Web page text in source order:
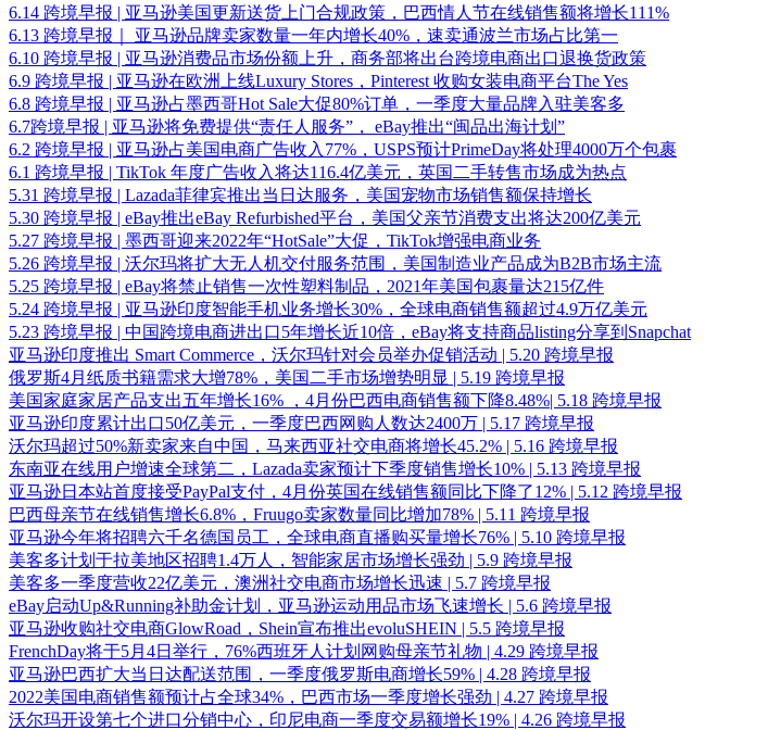
6.14 跨境早报 | 亚马逊美国更新送货上门合规政策，巴西情人节在线销售额将增长111%
6.13 跨境早报｜ 亚马逊品牌卖家数量一年内增长40%，速卖通波兰市场占比第一
6.10 跨境早报 | 亚马逊消费品市场份额上升，商务部将出台跨境电商出口退换货政策
6.9 跨境早报 | 亚马逊在欧洲上线Luxury Stores，Pinterest 收购女装电商平台The Yes
6.8 跨境早报 | 亚马逊占墨西哥Hot Sale大促80%订单，一季度大量品牌入驻美客多
6.7跨境早报 | 亚马逊将免费提供“责任人服务”， eBay推出“闽品出海计划”
6.2 跨境早报 | 亚马逊占美国电商广告收入77%，USPS预计PrimeDay将处理4000万个包裹
6.1 跨境早报 | TikTok 年度广告收入将达116.4亿美元，英国二手转售市场成为热点
5.31 跨境早报 | Lazada菲律宾推出当日达服务，美国宠物市场销售额保持增长
5.30 跨境早报 | eBay推出eBay Refurbished平台，美国⽗亲节消费⽀出将达200亿美元
5.27 跨境早报 | 墨西哥迎来2022年“HotSale”大促，TikTok增强电商业务
5.26 跨境早报 | 沃尔玛将扩大无人机交付服务范围，美国制造业产品成为B2B市场主流
5.25 跨境早报 | eBay将禁止销售一次性塑料制品，2021年美国包裹量达215亿件
5.24 跨境早报 | 亚马逊印度智能手机业务增长30%，全球电商销售额超过4.9万亿美元
5.23 跨境早报 | 中国跨境电商进出口5年增长近10倍，eBay将支持商品listing分享到Snapchat
亚马逊印度推出 Smart Commerce，沃尔玛针对会员举办促销活动 | 5.20 跨境早报
俄罗斯4月纸质书籍需求大增78%，美国二手市场增势明显 | 5.19 跨境早报
美国家庭家居产品支出五年增长16% ，4月份巴西电商销售额下降8.48%| 5.18 跨境早报
亚马逊印度累计出口50亿美元，一季度巴西网购人数达2400万 | 5.17 跨境早报
沃尔玛超过50%新卖家来自中国，马来西亚社交电商将增长45.2% | 5.16 跨境早报
东南亚在线用户增速全球第二，Lazada卖家预计下季度销售增长10% | 5.13 跨境早报
亚马逊日本站首度接受PayPal支付，4月份英国在线销售额同比下降了12% | 5.12 跨境早报
巴西母亲节在线销售增长6.8%，Fruugo卖家数量同比增加78% | 5.11 跨境早报
亚马逊今年将招聘六千名德国员工，全球电商直播购买量增长76% | 5.10 跨境早报
美客多计划于拉美地区招聘1.4万人，智能家居市场增长强劲 | 5.9 跨境早报
美客多一季度营收22亿美元，澳洲社交电商市场增长迅速 | 5.7 跨境早报
eBay启动Up&Running补助金计划，亚马逊运动用品市场飞速增长 | 5.6 跨境早报
亚马逊收购社交电商GlowRoad，Shein宣布推出evoluSHEIN | 5.5 跨境早报
FrenchDay将于5月4日举行，76%西班牙人计划网购母亲节礼物 | 4.29 跨境早报
亚马逊巴西扩大当日达配送范围，一季度俄罗斯电商增长59% | 4.28 跨境早报
2022美国电商销售额预计占全球34%，巴西市场一季度增长强劲 | 4.27 跨境早报
沃尔玛开设第七个进口分销中心，印尼电商一季度交易额增长19% | 4.26 跨境早报